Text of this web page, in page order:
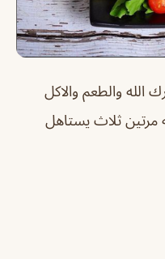
الله والطعم والاكل
مرتين ثلاث يستاهل